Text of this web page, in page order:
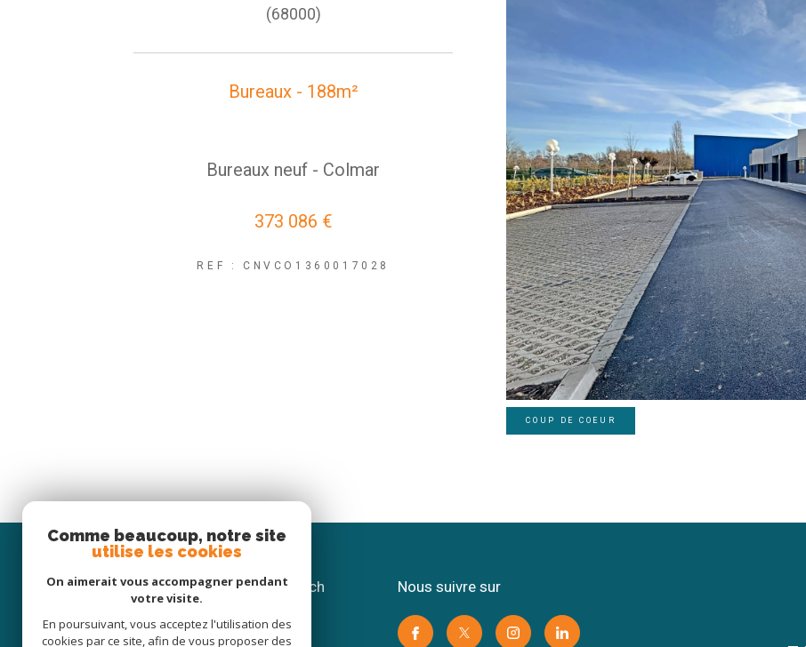
(68000)
Bureaux - 188m²
Bureaux neuf - Colmar
373 086 €
REF : CNVCO1360017028
COUP DE COEUR
Agence de l'Ill - Laurence Wach
immobilier
nous suivre sur
Comme beaucoup, notre site
utilise les cookies
On aimerait vous accompagner pendant
votre visite.
En poursuivant, vous acceptez l'utilisation des
cookies par ce site, afin de vous proposer des